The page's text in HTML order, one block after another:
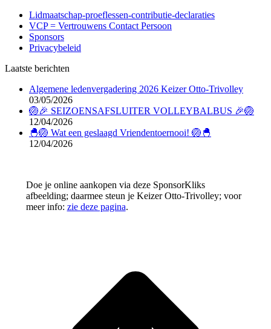
Lidmaatschap-proeflessen-contributie-declaraties
VCP = Vertrouwens Contact Persoon
Sponsors
Privacybeleid
Laatste berichten
Algemene ledenvergadering 2026 Keizer Otto-Trivolley
03/05/2026
🏐🎉 SEIZOENSAFSLUITER VOLLEYBALBUS 🎉🏐
12/04/2026
🐣🏐 Wat een geslaagd Vriendentoernooi! 🏐🐣
12/04/2026
Doe je online aankopen via deze SponsorKliks
afbeelding; daarmee steun je Keizer Otto-Trivolley; voor
meer info: zie deze pagina.